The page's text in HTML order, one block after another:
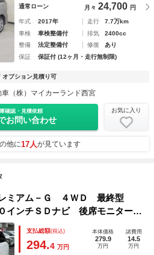
通常ローン 月々 24,700 円
年式 2017年 走行
7.7万km
車検
車検整備付 排気
2400cc
整備
法定整備付 修復
あり
保証
保証付 (12ヶ月・走行無制限)
オプション見積り可
（株）マイカーランド西宮
確認・見積依頼
お問い合わせ
お気に入り
他に17人が見ています
ミアム－Ｇ ４ＷＤ 最終型
インチＳＤナビ 後席モニター
セグＴＶ Ｂｌｕｅｔｏｏｔｈ
０ クルコン 電動リアゲート 電
ライト 純正アルミ
支払総額(税込)
294.4 万円
本体価格
279.9
万円
諸費用
14.5
万円